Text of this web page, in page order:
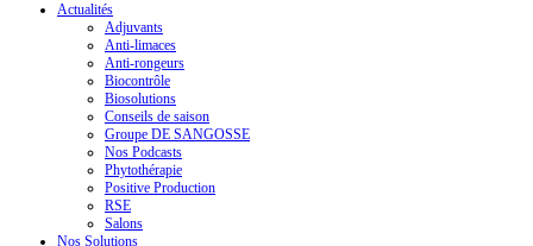
Actualités
Adjuvants
Anti-limaces
Anti-rongeurs
Biocontrôle
Biosolutions
Conseils de saison
Groupe DE SANGOSSE
Nos Podcasts
Phytothérapie
Positive Production
RSE
Salons
Nos Solutions